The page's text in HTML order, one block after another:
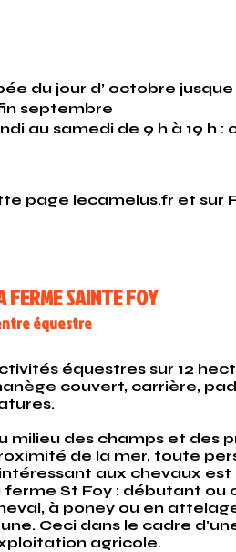
du jour d’ octobre
septembre
au samedi de 9 h à 19 h :
page lecamelus.fr et sur
FERME SAINTE FOY
équestre
équestres sur 12
couvert, carrière,
milieu des champs et des
de la mer, toute
aux chevaux est
ferme St Foy : débutant ou
à poney ou en
Ceci dans le cadre
agricole.